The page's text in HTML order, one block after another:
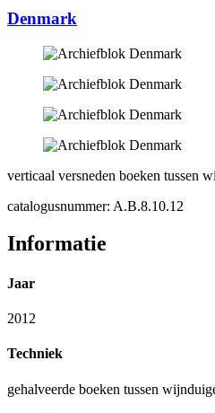
Denmark
verticaal versneden boeken tussen
catalogusnummer: A.B.8.10.12
Informatie
Jaar
2012
Techniek
gehalveerde boeken tussen